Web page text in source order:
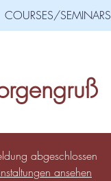
COURSES/SEMINARS
abgeschlossen
ansehen